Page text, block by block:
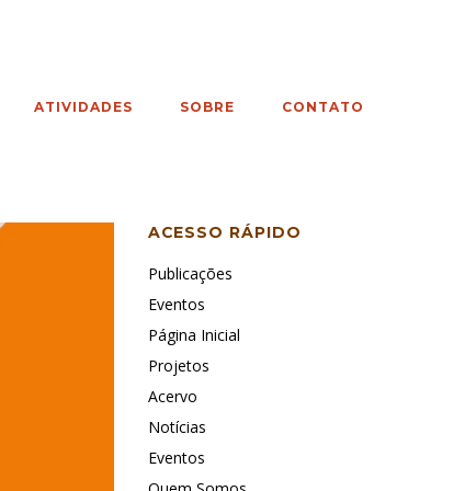
ATIVIDADES SOBRE CONTATO
ACESSO RÁPIDO
Publicações
Eventos
Página Inicial
Projetos
Acervo
Notícias
Eventos